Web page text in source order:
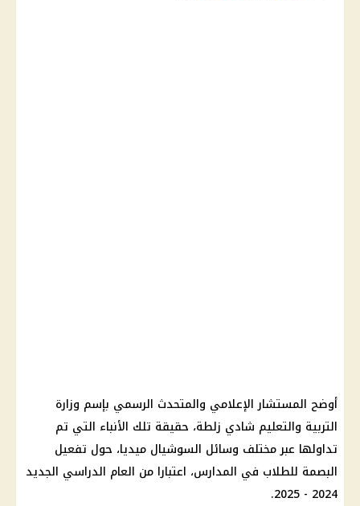
أوضح المستشار الإعلامي والمتحدث الرسمي بإسم وزارة
التربية والتعليم شادي زلطة، حقيقة تلك الأنباء التي تم
تداولها عبر مختلف وسائل السوشيال ميديا، حول تفعيل
البصمة للطلاب في المدارس، اعتبارا من العام الدراسي الجديد
2024 - 2025.